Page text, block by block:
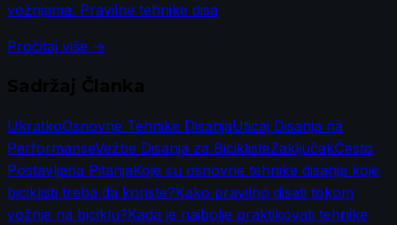
vožnjama. Pravilne tehnike disa
Pročitaj više →
UkratkoOsnovne Tehnike DisanjaUticaj Disanja na
PerformanseVežbe Disanja za BiciklisteZaključakČesto
Postavljana PitanjaKoje su osnovne tehnike disanja koje
biciklisti treba da koriste?Kako pravilno disati tokom
vožnje na biciklu?Kada je najbolje praktikovati tehnike